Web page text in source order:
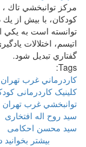
مركز توانبخشي تاك
كودكان، با بيش از
توانسته است به يكي
اتيسم، اختلالات
گفتاري تبديل شود.
Tags:
كاردرماني غرب تهران
کلینیک کاردرمانی
توانبخشي غرب تهران
سید روح اله افتخاری
سید محسن احکامی
بیشتر بخوانید